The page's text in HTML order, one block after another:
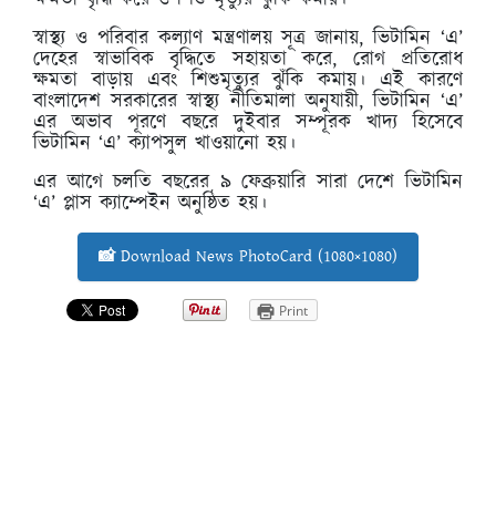
স্বাস্থ্য ও পরিবার কল্যাণ মন্ত্রণালয় সূত্র জানায়, ভিটামিন ‘এ’
দেহের স্বাভাবিক বৃদ্ধিতে সহায়তা করে, রোগ প্রতিরোধ
ক্ষমতা বাড়ায় এবং শিশুমৃত্যুর ঝুঁকি কমায়। এই কারণে
বাংলাদেশ সরকারের স্বাস্থ্য নীতিমালা অনুযায়ী, ভিটামিন ‘এ’
এর অভাব পূরণে বছরে দুইবার সম্পূরক খাদ্য হিসেবে
ভিটামিন ‘এ’ ক্যাপসুল খাওয়ানো হয়।
এর আগে চলতি বছরের ৯ ফেব্রুয়ারি সারা দেশে ভিটামিন
‘এ’ প্লাস ক্যাম্পেইন অনুষ্ঠিত হয়।
📸 Download News PhotoCard (1080×1080)
Print